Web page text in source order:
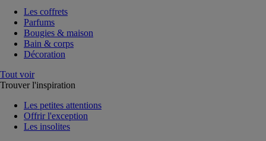
Les coffrets
Parfums
Bougies & maison
Bain & corps
Décoration
Tout voir
Trouver l'inspiration
Les petites attentions
Offrir l'exception
Les insolites